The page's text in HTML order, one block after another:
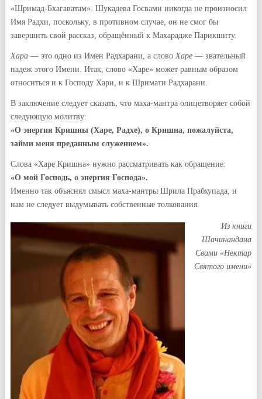
«Шримад-Бхагаватам». Шукадева Госвами никогда не произносил
Имя Радхи, поскольку, в противном случае, он не смог бы
завершить свой рассказ, обращённый к Махарадже Парикшиту.
Хара— это одно из Имен Радхарани, а словоХаре— звательный
падеж этого Имени. Итак, слово «Харе» может равным образом
относиться и к Господу Хари, и к Шримати Радхарани.
В заключение следует сказать, что маха-мантра олицетворяет собой
следующую молитву:
«О энергия Кришны (Харе, Радхе), о Кришна, пожалуйста,
займи меня преданным служением».
Слова «Харе Кришна» нужно рассматривать как обращение:
«О мой Господь, о энергия Господа».
Именно так объяснял смысл маха-мантры Шрила Прабхупада, и
нам не следует выдумывать собственные толкования.
Из книги
Шачинандана
Свами «Нектар
Святого имени»